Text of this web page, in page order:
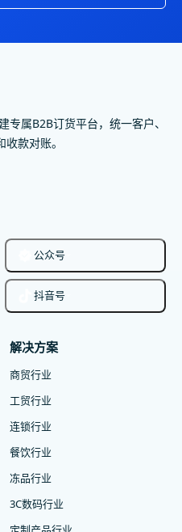
专属B2B订货平台，统一客户、
款对账。
公众号
抖音号
解决方案
商贸行业
工贸行业
连锁行业
餐饮行业
冻品行业
3C数码行业